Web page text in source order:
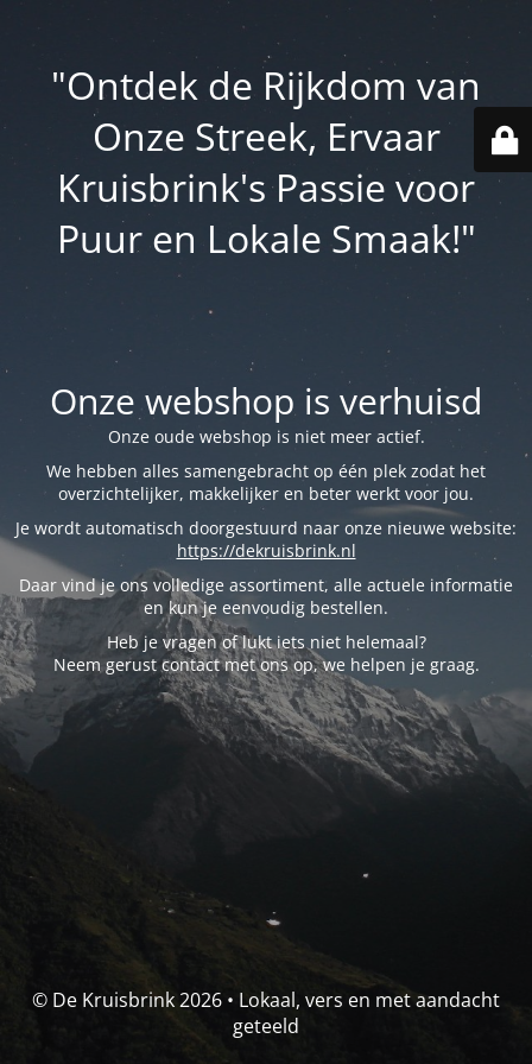
"Ontdek de Rijkdom van
Onze Streek, Ervaar
Kruisbrink's Passie voor
Puur en Lokale Smaak!"
Onze webshop is verhuisd
Onze oude webshop is niet meer actief.
We hebben alles samengebracht op één plek zodat het
overzichtelijker, makkelijker en beter werkt voor jou.
Je wordt automatisch doorgestuurd naar onze nieuwe website:
https://dekruisbrink.nl
Daar vind je ons volledige assortiment, alle actuele informatie
en kun je eenvoudig bestellen.
Heb je vragen of lukt iets niet helemaal?
Neem gerust contact met ons op, we helpen je graag.
© De Kruisbrink 2026 • Lokaal, vers en met aandacht
geteeld